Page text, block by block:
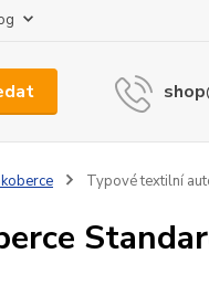
Typové textilní